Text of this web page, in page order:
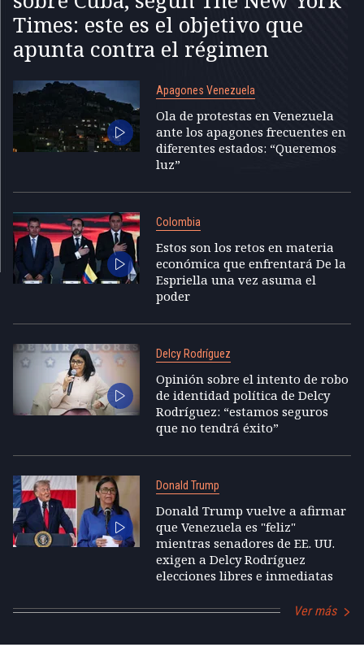
Times: este es el objetivo que
apunta contra el régimen
Apagones Venezuela
Ola de protestas en Venezuela
ante los apagones frecuentes en
diferentes estados: “Queremos
luz”
Colombia
Estos son los retos en materia
económica que enfrentará De la
Espriella una vez asuma el
poder
Delcy Rodríguez
Opinión sobre el intento de robo
de identidad política de Delcy
Rodríguez: “estamos seguros
que no tendrá éxito”
Donald Trump
Donald Trump vuelve a afirmar
que Venezuela es "feliz"
mientras senadores de EE. UU.
exigen a Delcy Rodríguez
elecciones libres e inmediatas
Ver más